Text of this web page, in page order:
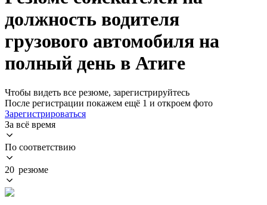
должность водителя
грузового автомобиля на
полный день в Атиге
Чтобы видеть все резюме, зарегистрируйтесь
После регистрации покажем ещё 1 и откроем фото
Зарегистрироваться
За всё время
По соответствию
20 резюме